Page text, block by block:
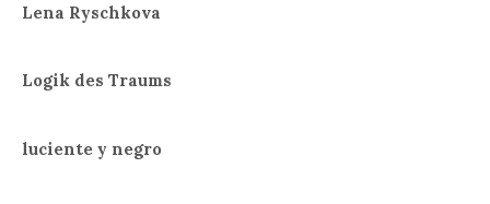
Lena Ryschkova
Logik des Traums
luciente y negro